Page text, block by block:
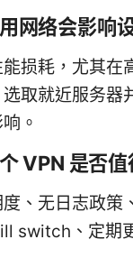
网络会影响
损耗，尤其在
取就近服务器
。
VPN 是否值
、无日志政策
switch、定期